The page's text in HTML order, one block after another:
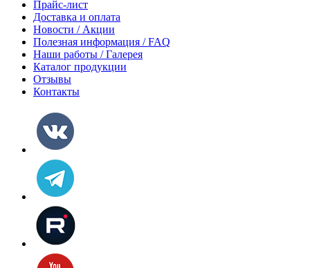
Прайс-лист
Доставка и оплата
Новости / Акции
Полезная информация / FAQ
Наши работы / Галерея
Каталог продукции
Отзывы
Контакты